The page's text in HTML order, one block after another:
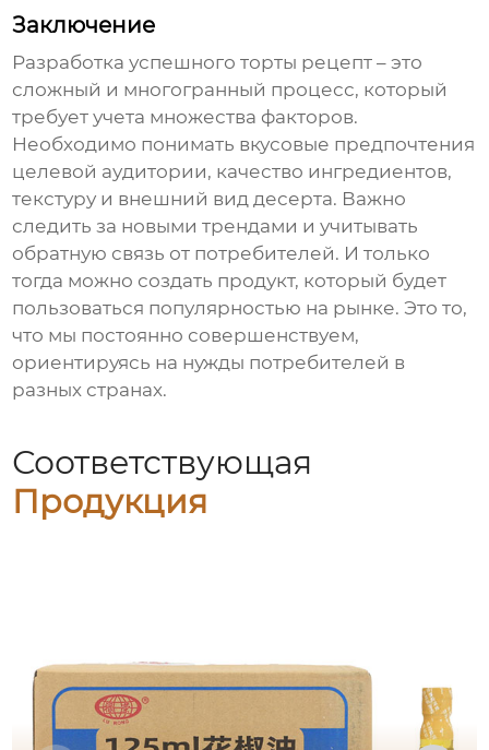
Заключение
Разработка успешноготорты рецепт – это
сложный и многогранный процесс, который
требует учета множества факторов.
Необходимо понимать вкусовые предпочтения
целевой аудитории, качество ингредиентов,
текстуру и внешний вид десерта. Важно
следить за новыми трендами и учитывать
обратную связь от потребителей. И только
тогда можно создать продукт, который будет
пользоваться популярностью на рынке. Это то,
что мы постоянно совершенствуем,
ориентируясь на нужды потребителей в
разных странах.
Соответствующая
Продукция